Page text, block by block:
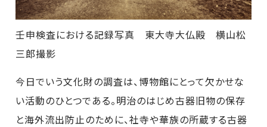
壬申検査における記録写真 東大寺大仏殿 横山松
三郎撮影
今日でいう文化財の調査は、博物館にとって欠かせな
い活動のひとつである。明治のはじめ古器旧物の保存
と海外流出防止のために、社寺や華族の所蔵する古器